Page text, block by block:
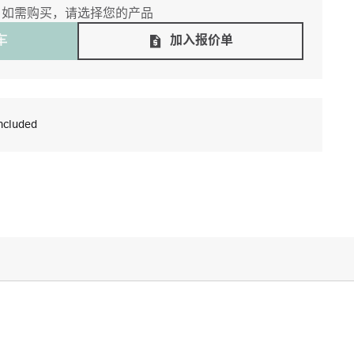
如需购买，请选择您的产品
加入报价单